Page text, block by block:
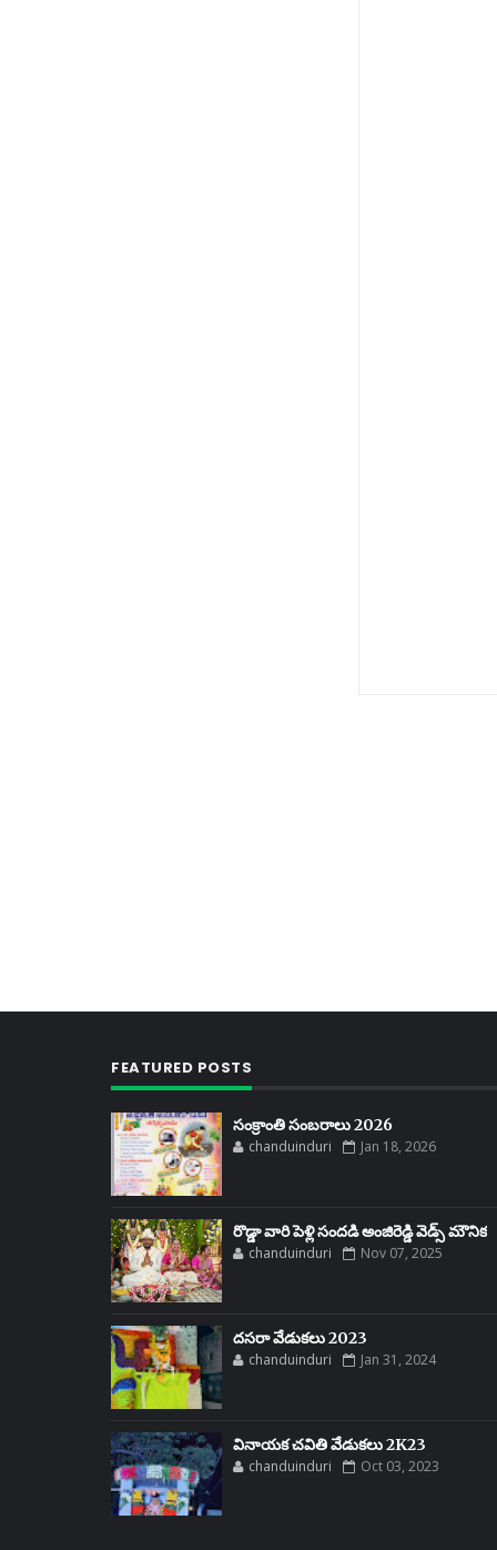
FEATURED POSTS
సంక్రాంతి సంబరాలు 2026
chanduinduri Jan 18, 2026
రొడ్డా వారి పెళ్లి సందడి అంజిరెడ్డి వెడ్స్ మౌనిక
chanduinduri Nov 07, 2025
దసరా వేడుకలు 2023
chanduinduri Jan 31, 2024
వినాయక చవితి వేడుకలు 2K23
chanduinduri Oct 03, 2023